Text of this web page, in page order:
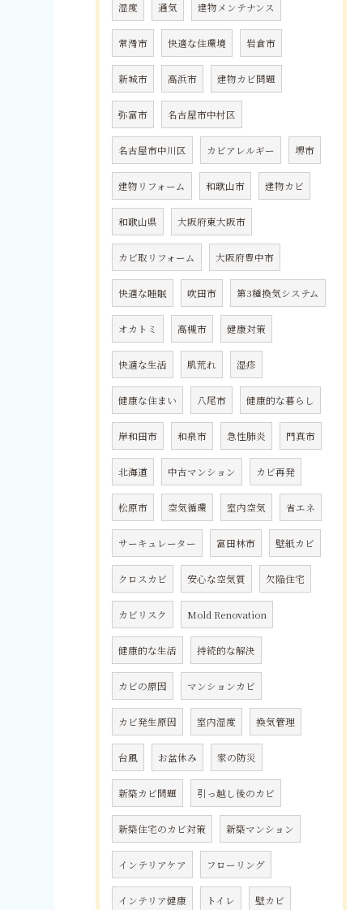
湿度 通気 建物メンテナンス
常滑市 快適な住環境 岩倉市
新城市 高浜市 建物カビ問題
弥富市 名古屋市中村区
名古屋市中川区 カビアレルギー 堺市
建物リフォーム 和歌山市 建物カビ
和歌山県 大阪府東大阪市
カビ取リフォーム 大阪府豊中市
快適な睡眠 吹田市 第3種換気システム
オカトミ 高槻市 健康対策
快適な生活 肌荒れ 湿疹
健康な住まい 八尾市 健康的な暮らし
岸和田市 和泉市 急性肺炎 門真市
北海道 中古マンション カビ再発
松原市 空気循環 室内空気 省エネ
サーキュレーター 富田林市 壁紙カビ
クロスカビ 安心な空気質 欠陥住宅
カビリスク Mold Renovation
健康的な生活 持続的な解決
カビの原因 マンションカビ
カビ発生原因 室内湿度 換気管理
台風 お盆休み 家の防災
新築カビ問題 引っ越し後のカビ
新築住宅のカビ対策 新築マンション
インテリアケア フローリング
インテリア健康 トイレ 壁カビ